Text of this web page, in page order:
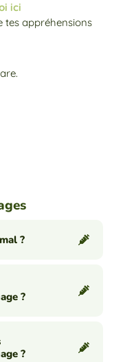
ici
tes appréhensions
?
?
?